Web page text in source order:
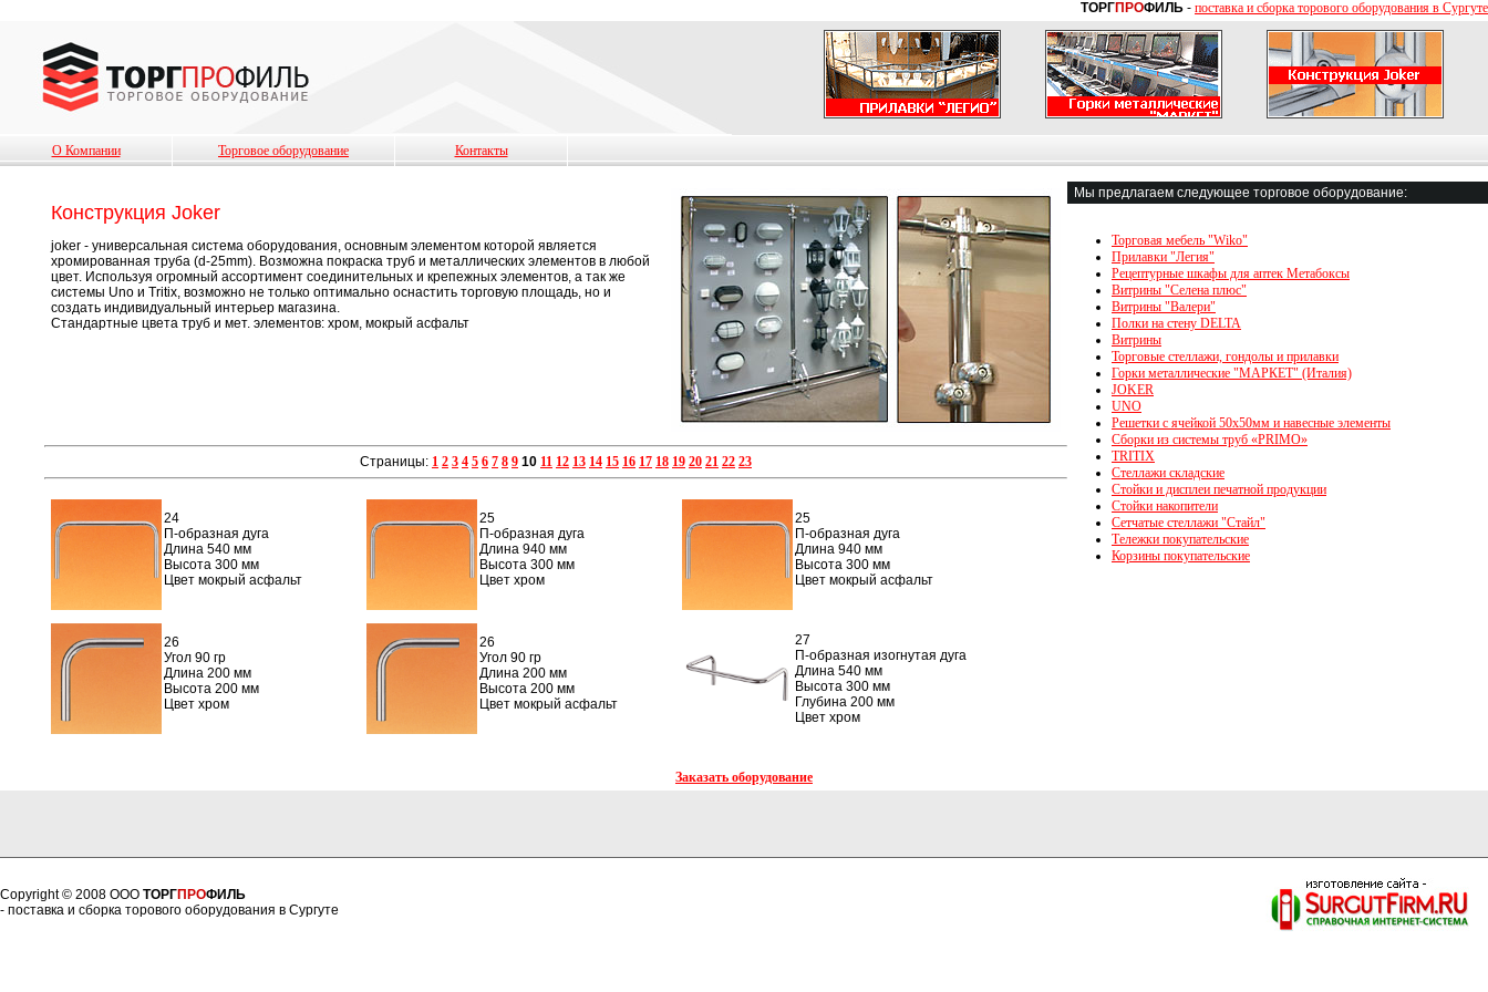
ТОРГПРОФИЛЬ - поставка и сборка торового оборудования в Сургуте
О Компании Торговое оборудование Контакты
Конструкция Joker
joker - универсальная система оборудования, основным элементом которой является
хромированная труба (d-25mm). Возможна покраска труб и металлических элементов в любой
цвет. Используя огромный ассортимент соединительных и крепежных элементов, а так же
системы Uno и Tritix, возможно не только оптимально оснастить торговую площадь, но и
создать индивидуальный интерьер магазина.
Стандартные цвета труб и мет. элементов: хром, мокрый асфальт
Страницы: 1 2 3 4 5 6 7 8 9 10 11 12 13 14 15 16 17 18 19 20 21 22 23
24
П-образная дуга
Длина 540 мм
Высота 300 мм
Цвет мокрый асфальт
25
П-образная дуга
Длина 940 мм
Высота 300 мм
Цвет хром
25
П-образная дуга
Длина 940 мм
Высота 300 мм
Цвет мокрый асфальт
26
Угол 90 гр
Длина 200 мм
Высота 200 мм
Цвет хром
26
Угол 90 гр
Длина 200 мм
Высота 200 мм
Цвет мокрый асфальт
27
П-образная изогнутая дуга
Длина 540 мм
Высота 300 мм
Глубина 200 мм
Цвет хром
Мы предлагаем следующее торговое оборудование:
Торговая мебель "Wiko"
Прилавки "Легия"
Рецептурные шкафы для аптек Метабоксы
Витрины "Селена плюс"
Витрины "Валери"
Полки на стену DELTA
Витрины
Торговые стеллажи, гондолы и прилавки
Горки металлические "МАРКЕТ" (Италия)
JOKER
UNO
Решетки с ячейкой 50х50мм и навесные элементы
Сборки из системы труб «PRIMO»
TRITIX
Стеллажи складские
Стойки и дисплеи печатной продукции
Стойки накопители
Сетчатые стеллажи "Стайл"
Тележки покупательские
Корзины покупательские
Заказать оборудование
Copyright © 2008 ООО ТОРГПРОФИЛЬ
- поставка и сборка торового оборудования в Сургуте